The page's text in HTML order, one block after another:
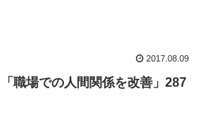
2017.08.09
「職場での人間関係を改善」287